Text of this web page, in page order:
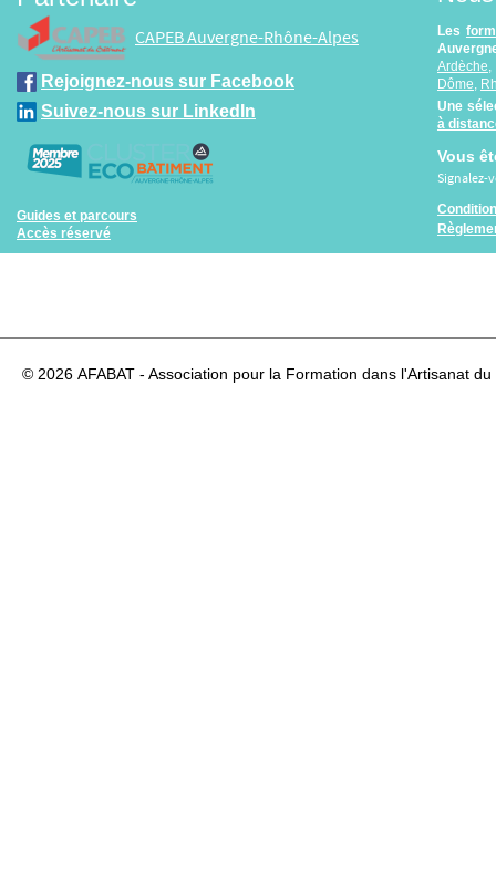
CAPEB Auvergne-Rhône-Alpes
Rejoignez-nous sur Facebook
Suivez-nous sur LinkedIn
Guides et parcours
Accès réservé
Les
Ardèche
Dôme
Une
à
Vous
Signalez-
© 2026 AFABAT - Association pour la Formation dans l'Artisanat du